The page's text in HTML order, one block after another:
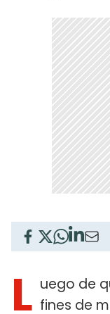
L uego de
fines de